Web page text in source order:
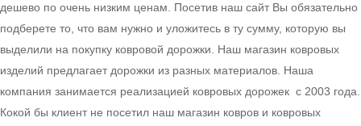
дешево по очень низким ценам. Посетив наш сайт Вы обязательно
подберете то, что вам нужно и уложитесь в ту сумму, которую вы
выделили на покупку ковровой дорожки. Наш магазин ковровых
изделий предлагает дорожки из разных материалов. Наша
компания занимается реализацией ковровых дорожек с 2003 года.
Кокой бы клиент не посетил наш магазин ковров и ковровых